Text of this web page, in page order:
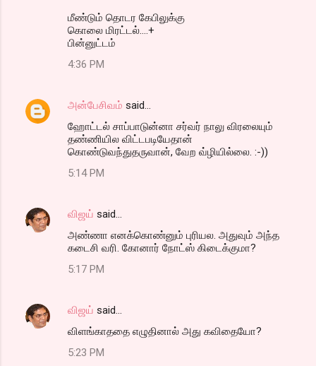
மீண்டும் தொடர கேபிலுக்கு
கொலை மிரட்டல்....+
பின்னுட்டம்
4:36 PM
அன்பேசிவம் said…
ஹோட்டல் சாப்பாடுன்னா சர்வர் நாலு விரலையும்
தண்ணியில விட்டபடியேதான்
கொண்டுவந்துதருவான், வேற வ்ழியில்லை. :-))
5:14 PM
விஜய் said…
அண்ணா எனக்கொண்னும் புரியல. அதுவும் அந்த
கடைசி வரி. கோனார் நோட்ஸ் கிடைக்குமா?
5:17 PM
விஜய் said…
விளங்காததை எழுதினால் அது கவிதையோ?
5:23 PM